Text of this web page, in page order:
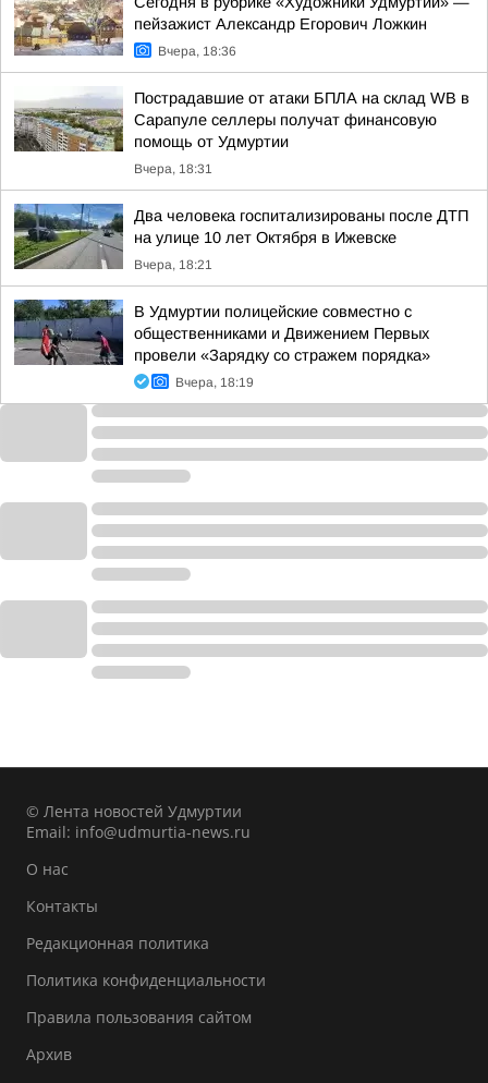
пейзажист Александр Егорович Ложкин
Вчера, 18:36
Пострадавшие от атаки БПЛА на склад WB в
Сарапуле селлеры получат финансовую
помощь от Удмуртии
Вчера, 18:31
Два человека госпитализированы после ДТП
на улице 10 лет Октября в Ижевске
Вчера, 18:21
В Удмуртии полицейские совместно с
общественниками и Движением Первых
провели «Зарядку со стражем порядка»
Вчера, 18:19
© Лента новостей Удмуртии
Email: info@udmurtia-news.ru
О нас
Контакты
Редакционная политика
Политика конфиденциальности
Правила пользования сайтом
Архив